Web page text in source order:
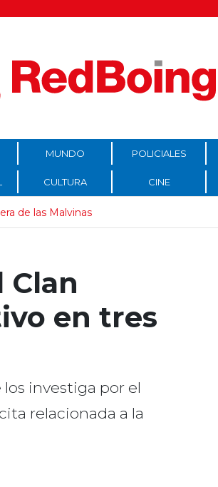
MUNDO POLICIALES
CULTURA CINE
de las Malvinas
Clan
en tres
investiga por el
relacionada a la